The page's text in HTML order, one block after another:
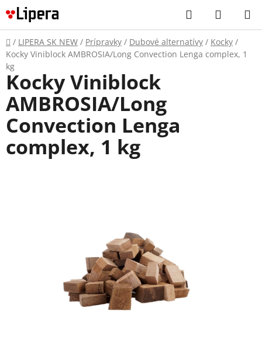
Prejsť
na
obsah
Hľadať
KOŠÍK
Domov
/ LIPERA SK NEW / Prípravky / Dubové alternatívy / Kocky /
Kocky Viniblock AMBROSIA/Long Convection Lenga complex, 1
kg
Kocky Viniblock
AMBROSIA/Long
Convection Lenga
complex, 1 kg